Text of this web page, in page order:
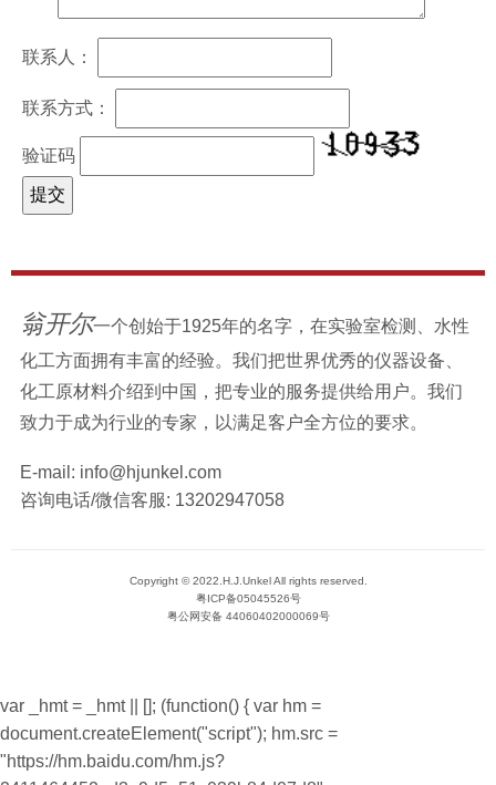
联系人：
联系方式：
验证码
翁开尔一个创始于1925年的名字，在实验室检测、水性
化工方面拥有丰富的经验。我们把世界优秀的仪器设备、
化工原材料介绍到中国，把专业的服务提供给用户。我们
致力于成为行业的专家，以满足客户全方位的要求。
E-mail: info@hjunkel.com
咨询电话/微信客服: 13202947058
Copyright © 2022.H.J.Unkel All rights reserved.
粤ICP备05045526号
粤公网安备 44060402000069号
var _hmt = _hmt || []; (function() { var hm =
document.createElement("script"); hm.src =
"https://hm.baidu.com/hm.js?